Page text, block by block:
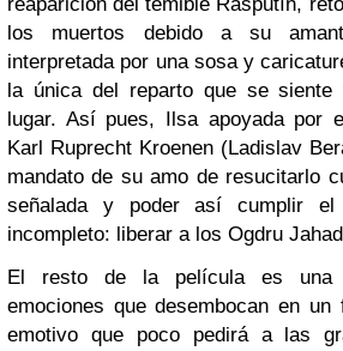
los muertos debido a su
interpretada por una sosa y
la única del reparto que se
lugar. Así pues, Ilsa apoyada por
Karl Ruprecht Kroenen (Ladislav
mandato de su amo de resucitarlo
señalada y poder así cumplir el
incompleto: liberar a los Ogdru
El resto de la película es una
emociones que desembocan en un
emotivo que poco pedirá a las